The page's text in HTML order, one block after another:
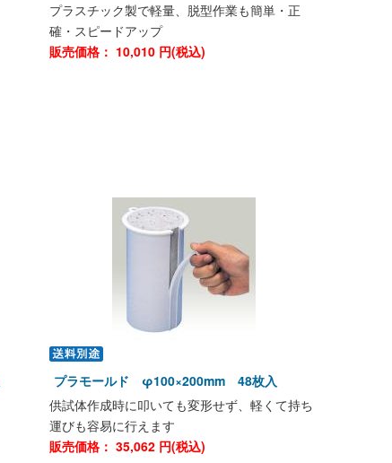
プラスチック製で軽量、脱型作業も簡単・正
確・スピードアップ
販売価格： 10,010 円(税込)
プラモールド φ100×200mm 48枚入
供試体作成時に叩いても変形せず、軽くて持ち
運びも容易に行えます
販売価格： 35,062 円(税込)